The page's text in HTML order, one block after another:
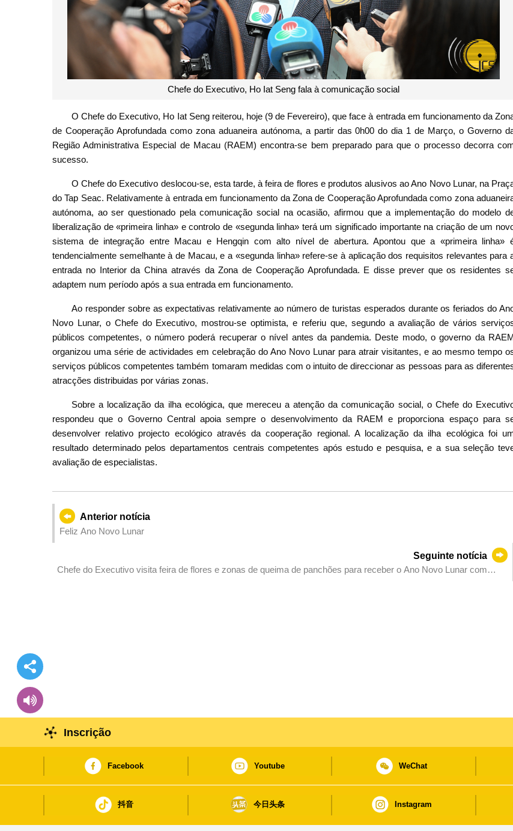
Chefe do Executivo, Ho Iat Seng fala à comunicação social
O Chefe do Executivo, Ho Iat Seng reiterou, hoje (9 de Fevereiro), que face à entrada em funcionamento da
de Cooperação Aprofundada como zona aduaneira autónoma, a partir das 0h00 do dia 1 de Março, o Governo
Região Administrativa Especial de Macau (RAEM) encontra-se bem preparado para que o processo decorra
sucesso.
O Chefe do Executivo deslocou-se, esta tarde, à feira de flores e produtos alusivos ao Ano Novo Lunar, na
do Tap Seac. Relativamente à entrada em funcionamento da Zona de Cooperação Aprofundada como zona
autónoma, ao ser questionado pela comunicação social na ocasião, afirmou que a implementação do modelo
liberalização de «primeira linha» e controlo de «segunda linha» terá um significado importante na criação de um
sistema de integração entre Macau e Hengqin com alto nível de abertura. Apontou que a «primeira linha»
tendencialmente semelhante à de Macau, e a «segunda linha» refere-se à aplicação dos requisitos relevantes para
entrada no Interior da China através da Zona de Cooperação Aprofundada. E disse prever que os residentes
adaptem num período após a sua entrada em funcionamento.
Ao responder sobre as expectativas relativamente ao número de turistas esperados durante os feriados do
Novo Lunar, o Chefe do Executivo, mostrou-se optimista, e referiu que, segundo a avaliação de vários
públicos competentes, o número poderá recuperar o nível antes da pandemia. Deste modo, o governo da
organizou uma série de actividades em celebração do Ano Novo Lunar para atrair visitantes, e ao mesmo tempo
serviços públicos competentes também tomaram medidas com o intuito de direccionar as pessoas para as
atracções distribuidas por várias zonas.
Sobre a localização da ilha ecológica, que mereceu a atenção da comunicação social, o Chefe do
respondeu que o Governo Central apoia sempre o desenvolvimento da RAEM e proporciona espaço para
desenvolver relativo projecto ecológico através da cooperação regional. A localização da ilha ecológica foi
resultado determinado pelos departamentos centrais competentes após estudo e pesquisa, e a sua seleção
avaliação de especialistas.
Anterior notícia
Feliz Ano Novo Lunar
Seguinte notícia
Chefe do Executivo visita feira de flores e zonas de queima de panchões para receber o Ano Novo Lunar com
Inscrição
Facebook Youtube WeChat
抖音 今日头条 Instagram